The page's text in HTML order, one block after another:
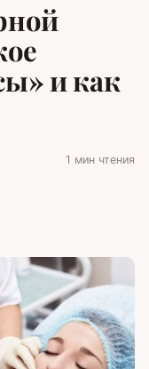
и как
1 мин чтения